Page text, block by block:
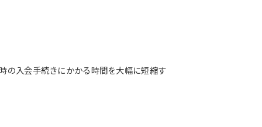
の入会手続きにかかる時間を大幅に短縮す